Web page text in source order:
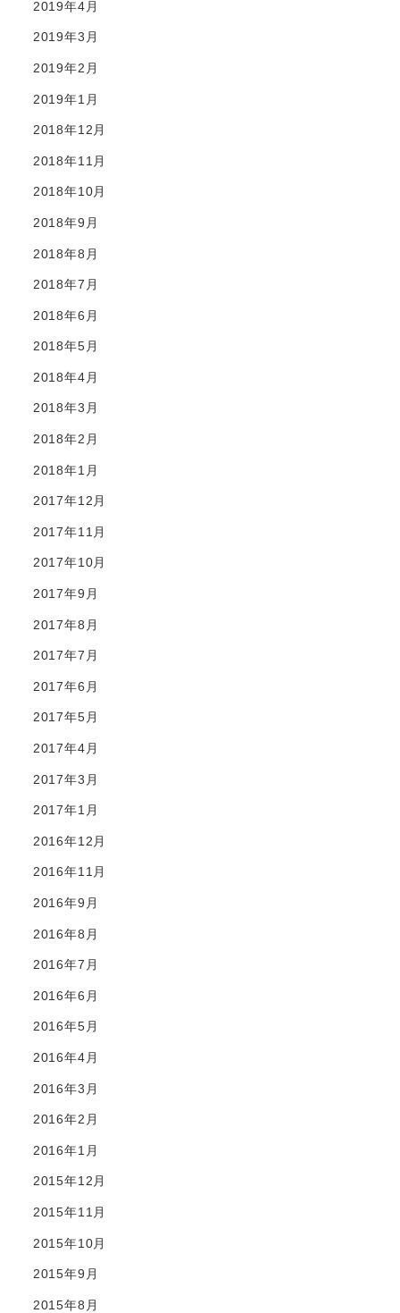
2019年4月
2019年3月
2019年2月
2019年1月
2018年12月
2018年11月
2018年10月
2018年9月
2018年8月
2018年7月
2018年6月
2018年5月
2018年4月
2018年3月
2018年2月
2018年1月
2017年12月
2017年11月
2017年10月
2017年9月
2017年8月
2017年7月
2017年6月
2017年5月
2017年4月
2017年3月
2017年1月
2016年12月
2016年11月
2016年9月
2016年8月
2016年7月
2016年6月
2016年5月
2016年4月
2016年3月
2016年2月
2016年1月
2015年12月
2015年11月
2015年10月
2015年9月
2015年8月